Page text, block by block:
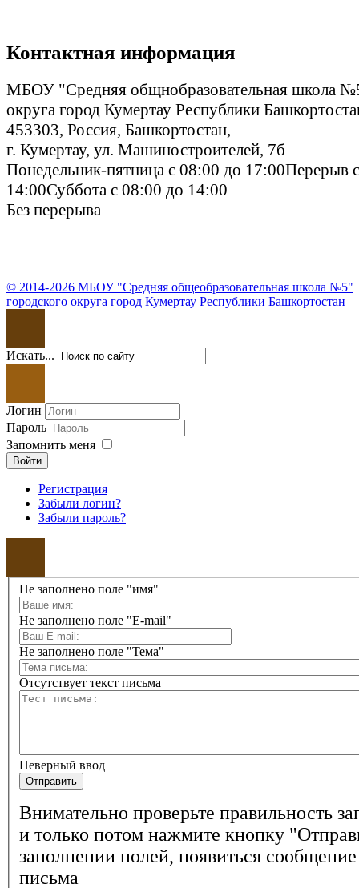
Контактная информация
МБОУ "Средняя общнобразовательная школа
округа город Кумертау Республики
453303, Россия, Башкортостан,
г. Кумертау, ул. Машиностроителей, 7б
Понeдельник-пятница с 08:00 до 17:00Перерыв
14:00Суббота с 08:00 до 14:00
Без перерыва
© 2014-2026 МБОУ "Средняя общеобразовательная школа №5"
городского округа город Кумертау Республики Башкортостан
Искать...
Логин
Пароль
Запомнить меня
Войти
Регистрация
Забыли логин?
Забыли пароль?
Не заполнено поле "имя"
Не заполнено поле "E-mail"
Не заполнено поле "Тема"
Отсутствует текст письма
Неверный ввод
Отправить
Внимательно проверьте правильность
и только потом нажмите кнопку
заполнении полей, появиться
письма